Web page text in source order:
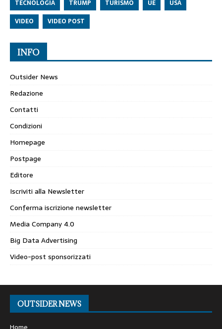
TECNOLOGIA TRUMP TURISMO UE
USA
VIDEO
VIDEO POST
INFO
Outsider News
Redazione
Contatti
Condizioni
Homepage
Postpage
Editore
Iscriviti alla Newsletter
Conferma iscrizione newsletter
Media Company 4.0
Big Data Advertising
Video-post sponsorizzati
OUTSIDER NEWS